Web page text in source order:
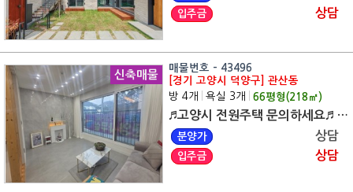
입주금 상담
신축매물
매물번호 - 43496
[경기 고양시 덕양구] 관산동
방 4개
욕실 3개 66평형(218 ㎡)
♬고양시 전원주택 문의하세요♬ 전 지역 무료 맞춤 상담
분양가 상담
입주금 상담